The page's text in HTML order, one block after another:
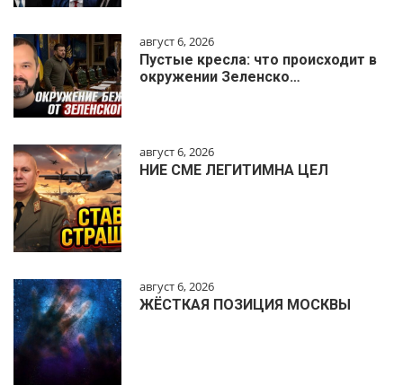
август 6, 2026
Пустые кресла: что происходит в
окружении Зеленско…
август 6, 2026
НИЕ СМЕ ЛЕГИТИМНА ЦЕЛ
август 6, 2026
ЖЁСТКАЯ ПОЗИЦИЯ МОСКВЫ